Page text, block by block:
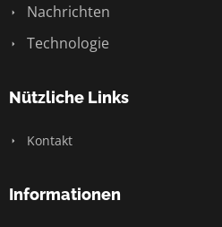
Nachrichten
Technologie
Nützliche Links
Kontakt
Informationen